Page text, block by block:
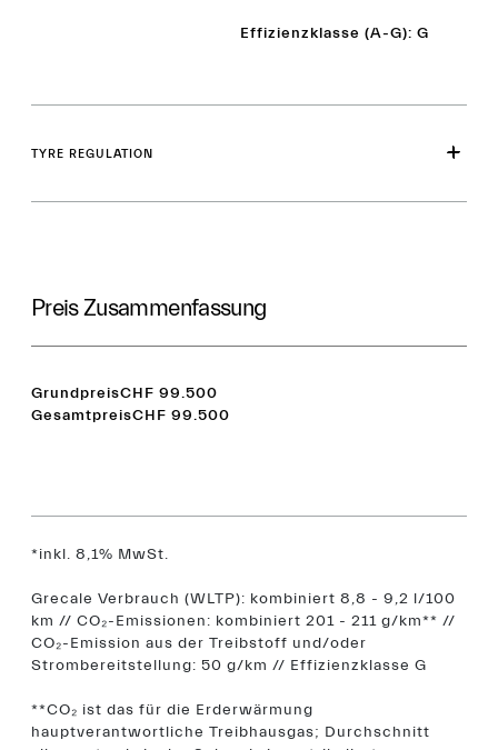
Effizienzklasse (A-G): G
TYRE REGULATION
Preis Zusammenfassung
GrundpreisCHF 99.500
GesamtpreisCHF 99.500
*inkl. 8,1% MwSt.
Grecale Verbrauch (WLTP): kombiniert 8,8 - 9,2 l/100
km // CO₂-Emissionen: kombiniert 201 - 211 g/km** //
CO₂-Emission aus der Treibstoff und/oder
Strombereitstellung: 50 g/km // Effizienzklasse G
**CO₂ ist das für die Erderwärmung
hauptverantwortliche Treibhausgas; Durchschnitt